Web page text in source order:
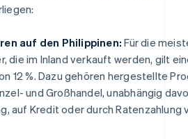
auf den Philippinen: Für die
die im Inland verkauft werden, gilt
12 %. Dazu gehören hergestellte
und Großhandel, unabhängig
auf Kredit oder durch Ratenzahlung